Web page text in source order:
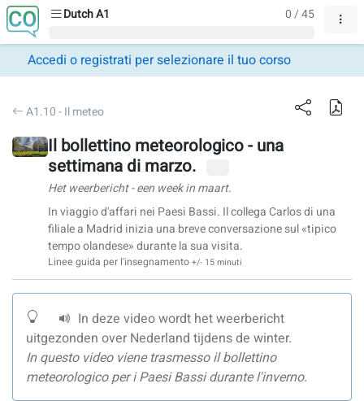
Dutch A1 0 / 45
Accedi o registrati per selezionare il tuo corso
A1.10 - Il meteo
Il bollettino meteorologico - una
settimana di marzo.
Het weerbericht - een week in maart.
In viaggio d'affari nei Paesi Bassi. Il collega Carlos di una
filiale a Madrid inizia una breve conversazione sul «tipico
tempo olandese» durante la sua visita.
Linee guida per l'insegnamento+/- 15 minuti
In deze video wordt het weerbericht
uitgezonden over Nederland tijdens de winter.
In questo video viene trasmesso il bollettino
meteorologico per i Paesi Bassi durante l'inverno.